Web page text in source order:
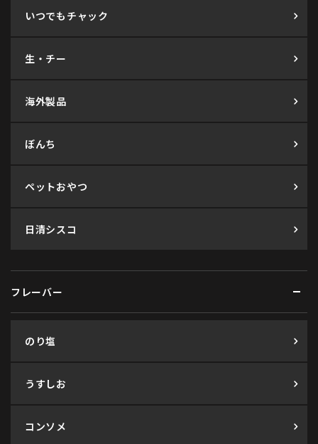
いつでもチャック
生・チー
海外製品
ぼんち
ペットおやつ
日清シスコ
フレーバー
のり塩
うすしお
コンソメ